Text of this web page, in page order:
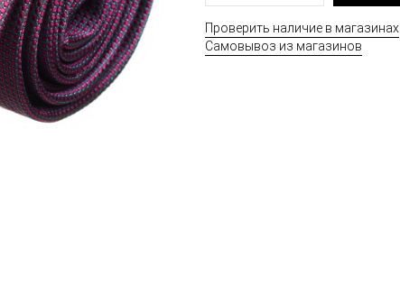
Проверить наличие в магазинах
Самовывоз из магазинов